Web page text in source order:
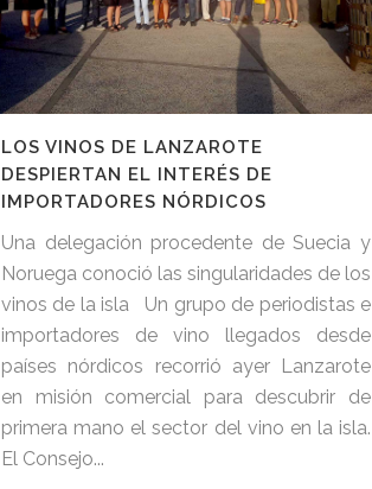
LOS VINOS DE LANZAROTE
DESPIERTAN EL INTERÉS DE
IMPORTADORES NÓRDICOS
Una delegación procedente de Suecia y
Noruega conoció las singularidades de los
vinos de la isla Un grupo de periodistas e
importadores de vino llegados desde
países nórdicos recorrió ayer Lanzarote
en misión comercial para descubrir de
primera mano el sector del vino en la isla.
El Consejo...